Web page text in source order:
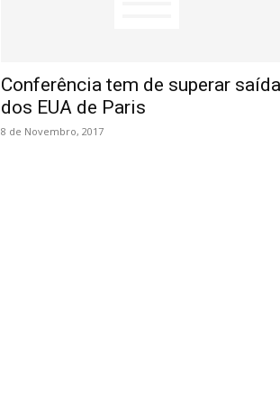
Conferência tem de superar saída
dos EUA de Paris
8 de Novembro, 2017